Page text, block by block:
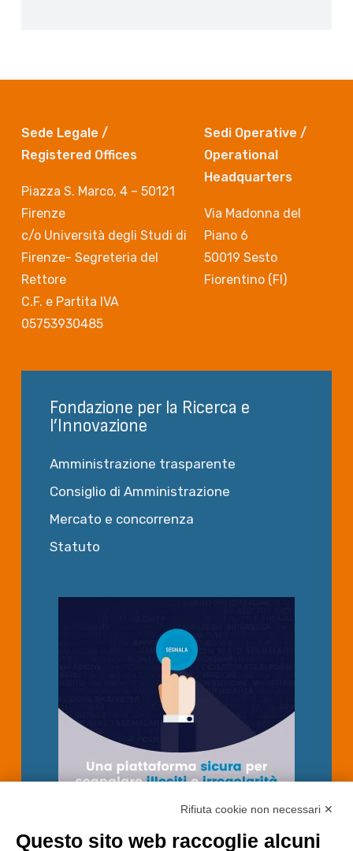
Sede Legale /
Registered Offices
Piazza S. Marco, 4 – 50121
Firenze
c/o Università degli Studi di
Firenze- Segreteria del
Rettore
C.F. e Partita IVA
05753930485
Sedi Operative /
Operational
Headquarters
Via Madonna del
Piano 6
50019 Sesto
Fiorentino (FI)
Fondazione per la Ricerca e
l’Innovazione
Amministrazione trasparente
Consiglio di Amministrazione
Mercato e concorrenza
Statuto
Rifiuta cookie non necessari ✕
Questo sito web raccoglie alcuni